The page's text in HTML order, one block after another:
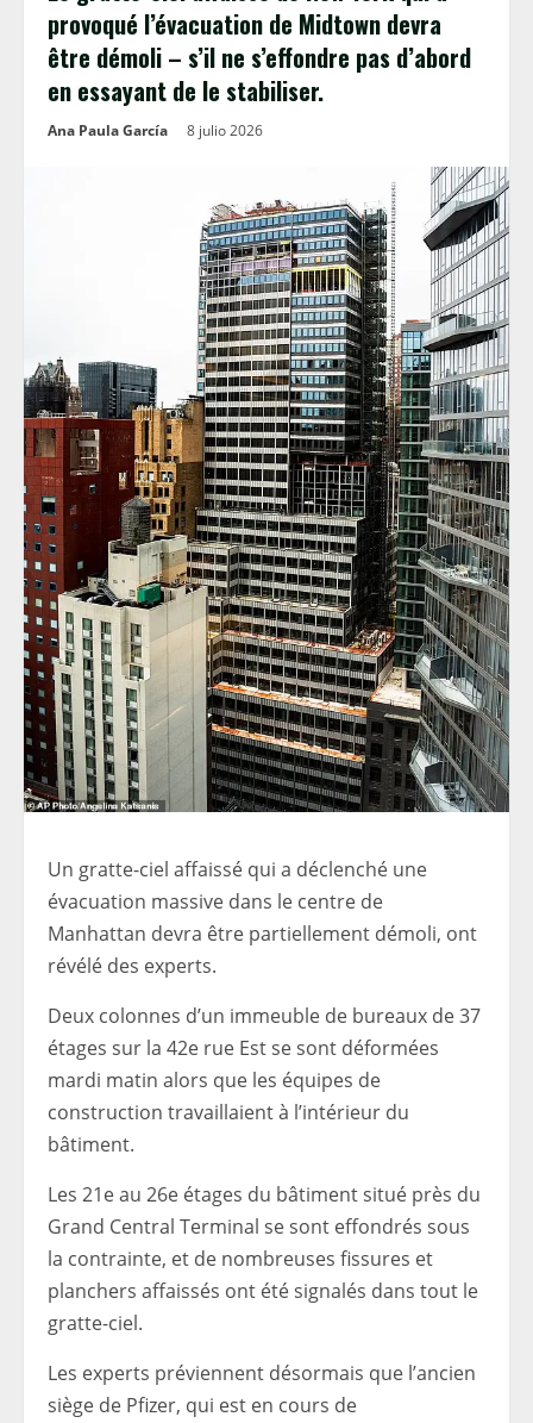
provoqué l’évacuation de Midtown devra
être démoli – s’il ne s’effondre pas d’abord
en essayant de le stabiliser.
Ana Paula García 8 julio 2026
Un gratte-ciel affaissé qui a déclenché une
évacuation massive dans le centre de
Manhattan devra être partiellement démoli, ont
révélé des experts.
Deux colonnes d’un immeuble de bureaux de 37
étages sur la 42e rue Est se sont déformées
mardi matin alors que les équipes de
construction travaillaient à l’intérieur du
bâtiment.
Les 21e au 26e étages du bâtiment situé près du
Grand Central Terminal se sont effondrés sous
la contrainte, et de nombreuses fissures et
planchers affaissés ont été signalés dans tout le
gratte-ciel.
Les experts préviennent désormais que l’ancien
siège de Pfizer, qui est en cours de